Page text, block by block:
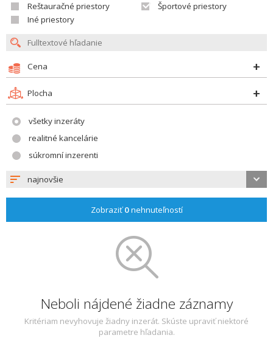
Reštauračné priestory
Športové priestory
Iné priestory
Cena
Plocha
všetky inzeráty
realitné kancelárie
súkromní inzerenti
najnovšie
Zobraziť0nehnuteľností
Neboli nájdené žiadne záznamy
Kritériam nevyhovuje žiadny inzerát. Skúste upraviť niektoré
parametre hľadania.